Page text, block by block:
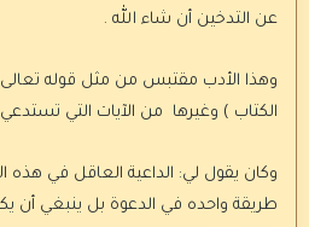
عن التدخين أن شاء الله .
وهذا الأدب مقتبس من مثل قوله تعالى
الكتاب ) وغيرها من الآيات التي
وكان يقول لي: الداعية العاقل في هذه
طريقة واحده في الدعوة بل ينبغي أن